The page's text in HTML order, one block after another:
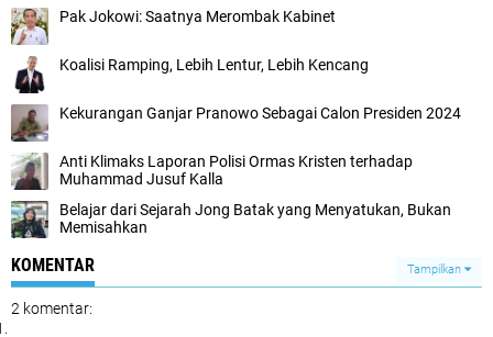
Pak Jokowi: Saatnya Merombak Kabinet
Koalisi Ramping, Lebih Lentur, Lebih Kencang
Kekurangan Ganjar Pranowo Sebagai Calon Presiden 2024
Anti Klimaks Laporan Polisi Ormas Kristen terhadap
Muhammad Jusuf Kalla
Belajar dari Sejarah Jong Batak yang Menyatukan, Bukan
Memisahkan
KOMENTAR Tampilkan
2 komentar: